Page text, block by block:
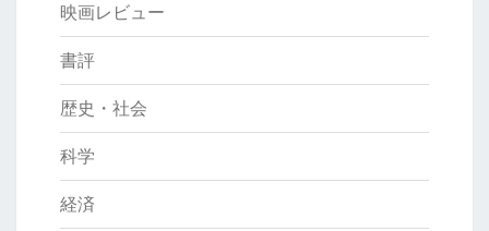
映画レビュー
書評
歴史・社会
科学
経済